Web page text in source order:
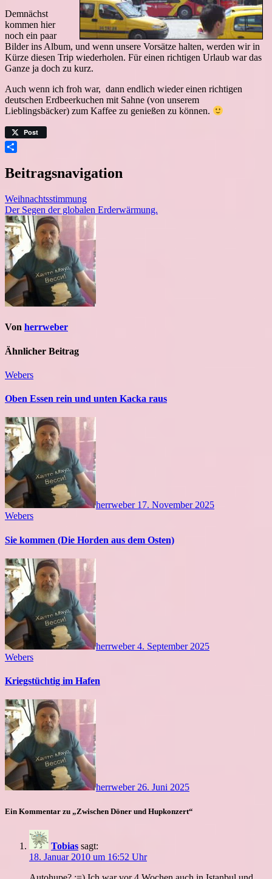
Demnächst
kommen hier
noch ein paar
Bilder ins Album, und wenn unsere Vorsätze halten, werden wir in
Kürze diesen Trip wiederholen. Für einen richtigen Urlaub war das
Ganze ja doch zu kurz.
Auch wenn ich froh war, dann endlich wieder einen richtigen
deutschen Erdbeerkuchen mit Sahne (von unserem
Lieblingsbäcker) zum Kaffee zu genießen zu können.
Post
Beitragsnavigation
Weihnachtsstimmung
Der Segen der globalen Erderwärmung.
Von herrweber
Ähnlicher Beitrag
Webers
Oben Essen rein und unten Kacka raus
herrweber 17. November 2025
Webers
Sie kommen (Die Horden aus dem Osten)
herrweber4. September 2025
Webers
Kriegstüchtig im Hafen
herrweber26. Juni 2025
Ein Kommentar zu „Zwischen Döner und Hupkonzert“
Tobias sagt:
18. Januar 2010 um 16:52 Uhr